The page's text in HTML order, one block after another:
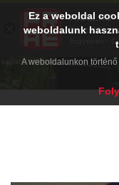
Ez a weboldal
weboldalunk
A weboldalunkon
PRAE.HU
Digital
Ingyenes -